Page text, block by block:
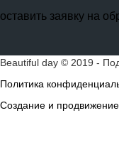
оставить заявку на
Beautiful day © 2019 -
Политика
Создание и